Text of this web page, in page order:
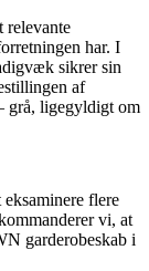
relevante
har. I
sikrer sin
af
grå, ligegyldigt om
flere
vi, at
garderobeskab i